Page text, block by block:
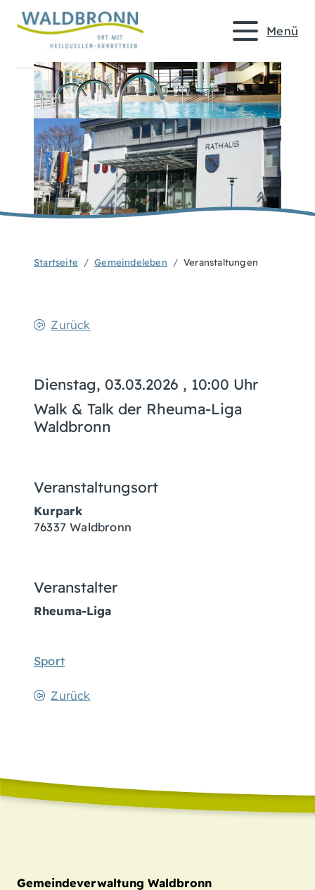
Menü
Startseite Gemeindeleben Veranstaltungen
Zurück
Dienstag, 03.03.2026 , 10:00 Uhr
Walk & Talk der Rheuma-Liga
Waldbronn
Veranstaltungsort
Kurpark
76337 Waldbronn
Veranstalter
Rheuma-Liga
Sport
Zurück
Gemeindeverwaltung Waldbronn